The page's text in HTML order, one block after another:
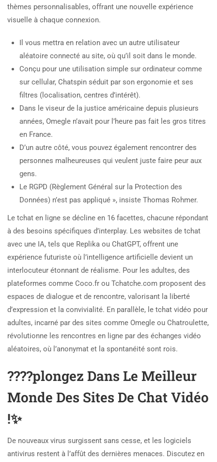
thèmes personnalisables, offrant une nouvelle expérience
visuelle à chaque connexion.
Il vous mettra en relation avec un autre utilisateur
aléatoire connecté au site, où qu’il soit dans le monde.
Conçu pour une utilisation simple sur ordinateur comme
sur cellular, Chatspin séduit par son ergonomie et ses
filtres (localisation, centres d’intérêt).
Dans le viseur de la justice américaine depuis plusieurs
années, Omegle n’avait pour l’heure pas fait les gros titres
en France.
D’un autre côté, vous pouvez également rencontrer des
personnes malheureuses qui veulent juste faire peur aux
gens.
Le RGPD (Règlement Général sur la Protection des
Données) n’est pas appliqué », insiste Thomas Rohmer.
Le tchat en ligne se décline en 16 facettes, chacune répondant
à des besoins spécifiques d’interplay. Les websites de tchat
avec une IA, tels que Replika ou ChatGPT, offrent une
expérience futuriste où l’intelligence artificielle devient un
interlocuteur étonnant de réalisme. Pour les adultes, des
plateformes comme Coco.fr ou Tchatche.com proposent des
espaces de dialogue et de rencontre, valorisant la liberté
d’expression et la convivialité. En parallèle, le tchat vidéo pour
adultes, incarné par des sites comme Omegle ou Chatroulette,
révolutionne les rencontres en ligne par des échanges vidéo
aléatoires, où l’anonymat et la spontanéité sont rois.
????plongez Dans Le Meilleur
Monde Des Sites De Chat Vidéo
!✨
De nouveaux virus surgissent sans cesse, et les logiciels
antivirus restent à l’affût des dernières menaces. Discutez en